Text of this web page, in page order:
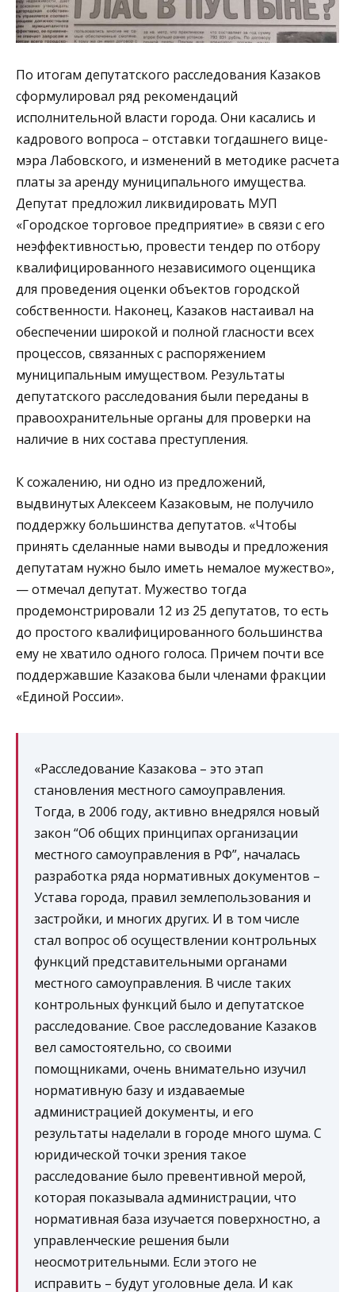
По итогам депутатского расследования Казаков
сформулировал ряд рекомендаций
исполнительной власти города. Они касались и
кадрового вопроса – отставки тогдашнего вице-
мэра Лабовского, и изменений в методике расчета
платы за аренду муниципального имущества.
Депутат предложил ликвидировать МУП
«Городское торговое предприятие» в связи с его
неэффективностью, провести тендер по отбору
квалифицированного независимого оценщика
для проведения оценки объектов городской
собственности. Наконец, Казаков настаивал на
обеспечении широкой и полной гласности всех
процессов, связанных с распоряжением
муниципальным имуществом. Результаты
депутатского расследования были переданы в
правоохранительные органы для проверки на
наличие в них состава преступления.
К сожалению, ни одно из предложений,
выдвинутых Алексеем Казаковым, не получило
поддержку большинства депутатов. «Чтобы
принять сделанные нами выводы и предложения
депутатам нужно было иметь немалое мужество»,
— отмечал депутат. Мужество тогда
продемонстрировали 12 из 25 депутатов, то есть
до простого квалифицированного большинства
ему не хватило одного голоса. Причем почти все
поддержавшие Казакова были членами фракции
«Единой России».
«Расследование Казакова – это этап
становления местного самоуправления.
Тогда, в 2006 году, активно внедрялся новый
закон “Об общих принципах организации
местного самоуправления в РФ”, началась
разработка ряда нормативных документов –
Устава города, правил землепользования и
застройки, и многих других. И в том числе
стал вопрос об осуществлении контрольных
функций представительными органами
местного самоуправления. В числе таких
контрольных функций было и депутатское
расследование. Свое расследование Казаков
вел самостоятельно, со своими
помощниками, очень внимательно изучил
нормативную базу и издаваемые
администрацией документы, и его
результаты наделали в городе много шума. С
юридической точки зрения такое
расследование было превентивной мерой,
которая показывала администрации, что
нормативная база изучается поверхностно, а
управленческие решения были
неосмотрительными. Если этого не
исправить – будут уголовные дела. И как